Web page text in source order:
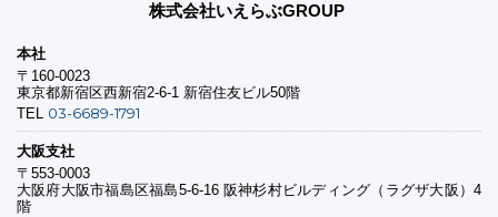
株式会社いえらぶGROUP
本社
〒160-0023
東京都新宿区西新宿2-6-1 新宿住友ビル50階
TEL 03-6689-1791
大阪支社
〒553-0003
大阪府大阪市福島区福島5-6-16 阪神杉村ビルディング（ラグザ大阪）4
階